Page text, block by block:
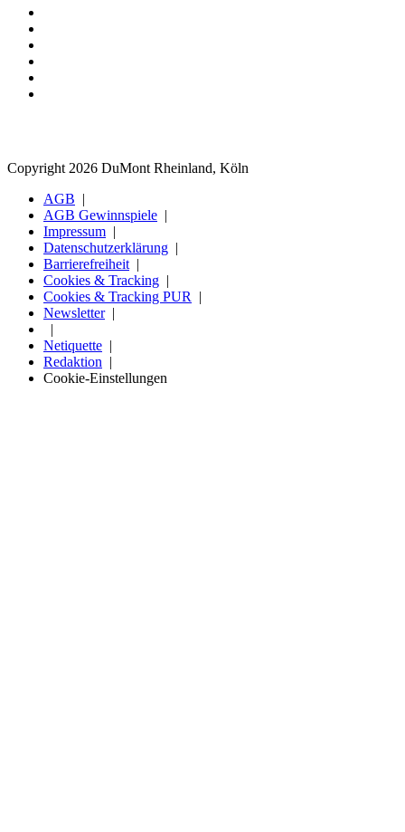
Copyright 2026 DuMont Rheinland, Köln
AGB
AGB Gewinnspiele
Impressum
Datenschutzerklärung
Barrierefreiheit
Cookies & Tracking
Cookies & Tracking PUR
Newsletter
Netiquette
Redaktion
Cookie-Einstellungen